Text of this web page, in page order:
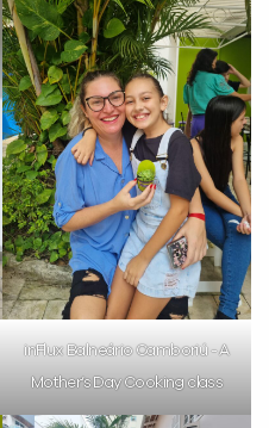
inFlux Balneário Camboriú - A
Mother’s Day Cooking class